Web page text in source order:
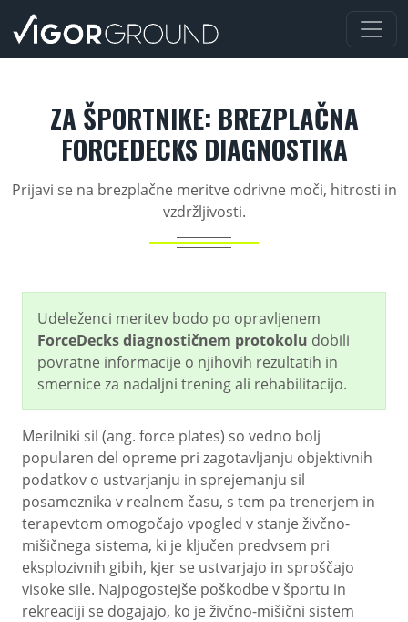
ZA ŠPORTNIKE: BREZPLAČNA
FORCEDECKS DIAGNOSTIKA
Prijavi se na brezplačne meritve odrivne moči, hitrosti in
vzdržljivosti.
Udeleženci meritev bodo po opravljenem
ForceDecks diagnostičnem protokolu dobili
povratne informacije o njihovih rezultatih in
smernice za nadaljni trening ali rehabilitacijo.
Merilniki sil (ang. force plates) so vedno bolj
popularen del opreme pri zagotavljanju objektivnih
podatkov o ustvarjanju in sprejemanju sil
posameznika v realnem času, s tem pa trenerjem in
terapevtom omogočajo vpogled v stanje živčno-
mišičnega sistema, ki je ključen predvsem pri
eksplozivnih gibih, kjer se ustvarjajo in sproščajo
visoke sile. Najpogostejše poškodbe v športu in
rekreaciji se dogajajo, ko je živčno-mišični sistem